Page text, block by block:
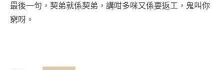
最後一句，契弟就係契弟，講咁多咪又係要返工，鬼叫你
窮呀。